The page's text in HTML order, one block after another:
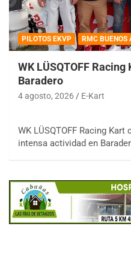
PILOTOS EKVP RMC BUENOS
WK LÜSQTOFF
Baradero
4 agosto, 2026 E-Kart
WK LÜSQTOFF Racing
intensa actividad en
08/09-AGO
KDO - F6
Ciudad de Trenque Lauquen (Asfalto)
Trenque Lauquen (Buenos Aires)